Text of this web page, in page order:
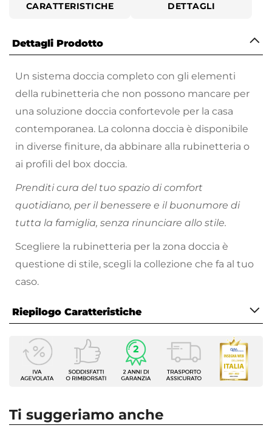
CARATTERISTICHE DETTAGLI
Dettagli Prodotto
Un sistema doccia completo con gli elementi
della rubinetteria che non possono mancare per
una soluzione doccia confortevole per la casa
contemporanea. La colonna doccia è disponibile
in diverse finiture, da abbinare alla rubinetteria o
ai profili del box doccia.
Prenditi cura del tuo spazio di comfort
quotidiano, per il benessere e il buonumore di
tutta la famiglia, senza rinunciare allo stile.
Scegliere la rubinetteria per la zona doccia è
questione di stile, scegli la collezione che fa al tuo
caso.
Riepilogo Caratteristiche
Caratteristiche
Tipologia
Colonna Doccia
Serie
Ti suggeriamo anche